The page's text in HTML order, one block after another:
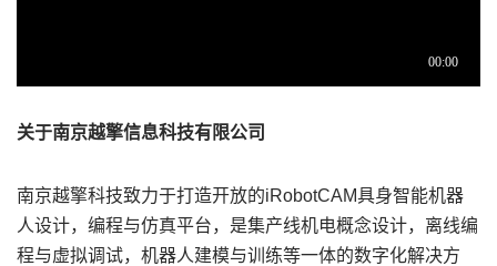
关于南京越擎信息科技有限公司
南京越擎科技致力于打造开放的iRobotCAM具身智能机器
人设计，编程与仿真平台，是集产线机电概念设计，离线编
程与虚拟调试，机器人建模与训练等一体的数字化解决方